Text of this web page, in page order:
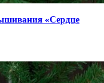
«Сердце